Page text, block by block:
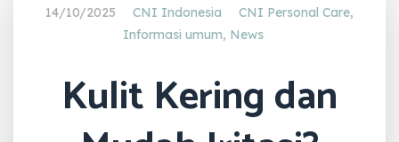
14/10/2025 CNI Indonesia CNI Personal Care,
Informasi umum, News
Kulit Kering dan